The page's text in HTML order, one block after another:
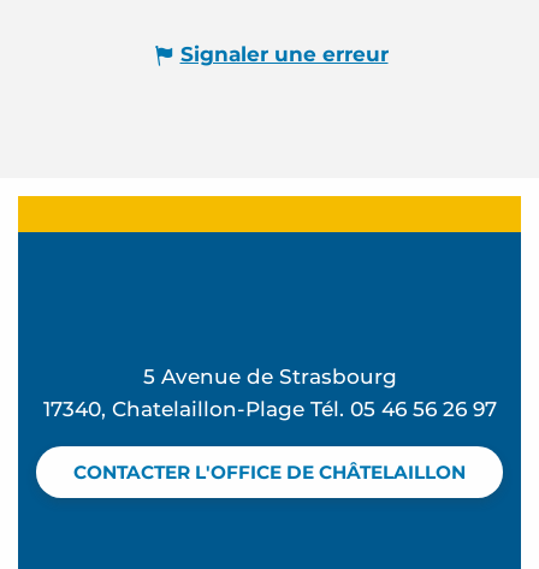
Signaler une erreur
5 Avenue de Strasbourg
17340, Chatelaillon-Plage Tél. 05 46 56 26 97
CONTACTER L'OFFICE DE CHÂTELAILLON